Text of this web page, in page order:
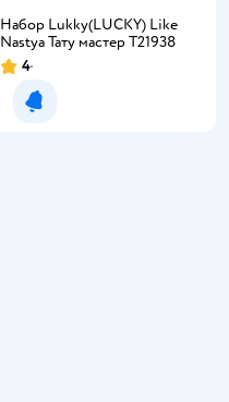
Набор Lukky(LUCKY) Like
Nastya Тату мастер Т21938
4
Уведомить о появлении